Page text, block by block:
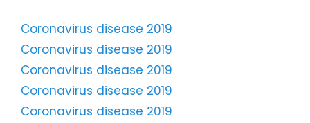
Coronavirus disease 2019
Coronavirus disease 2019
Coronavirus disease 2019
Coronavirus disease 2019
Coronavirus disease 2019